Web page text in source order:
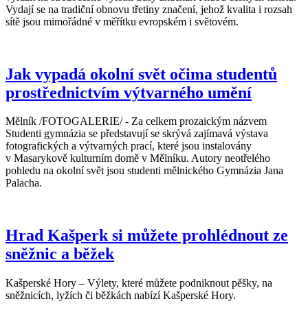
Vydají se na tradiční obnovu třetiny značení, jehož kvalita i rozsah
sítě jsou mimořádné v měřítku evropském i světovém.
Jak vypadá okolní svět očima studentů
prostřednictvím výtvarného umění
Mělník /FOTOGALERIE/ - Za celkem prozaickým názvem
Studenti gymnázia se představují se skrývá zajímavá výstava
fotografických a výtvarných prací, které jsou instalovány
v Masarykově kulturním domě v Mělníku. Autory neotřelého
pohledu na okolní svět jsou studenti mělnického Gymnázia Jana
Palacha.
Hrad Kašperk si můžete prohlédnout ze
sněžnic a běžek
Kašperské Hory – Výlety, které můžete podniknout pěšky, na
sněžnicích, lyžích či běžkách nabízí Kašperské Hory.